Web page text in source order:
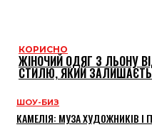
КОРИСНО
ЖІНОЧИЙ ОДЯГ З ЛЬОНУ
СТИЛЮ, ЯКИЙ
ШОУ-БИЗ
КАМЕЛІЯ: МУЗА ХУДОЖНИКІВ І